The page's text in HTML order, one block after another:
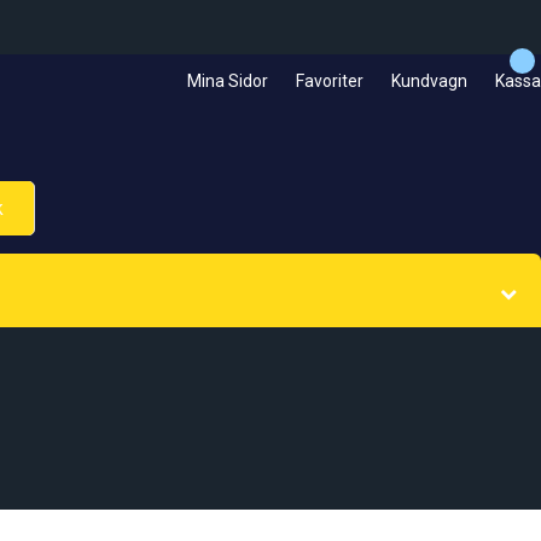
Mina Sidor Favoriter Kundvagn Kassa